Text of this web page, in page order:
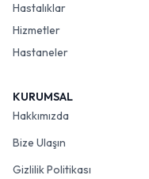
Hastalıklar
Hizmetler
Hastaneler
KURUMSAL
Hakkımızda
Bize Ulaşın
Gizlilik Politikası